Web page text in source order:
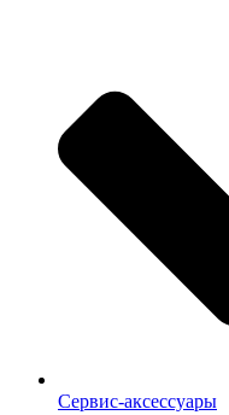
Сервис-аксессуары